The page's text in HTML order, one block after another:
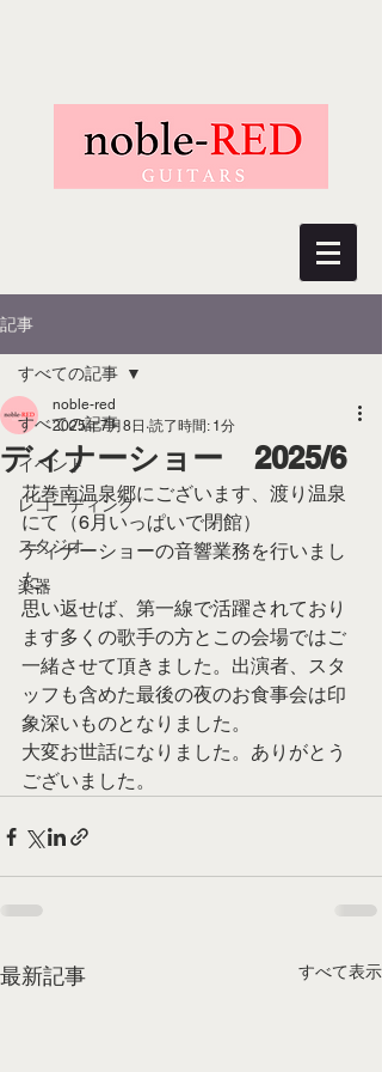
記事
すべての記事
イベント
レコーディング
スタジオ
楽器
すべての記事
ディナーショー 2025/6
noble-red
2025年7月8日 読了時間: 1分
花巻南温泉郷にございます、渡り温泉
にて（6月いっぱいで閉館）
ディナーショーの音響業務を行いまし
た。
思い返せば、第一線で活躍されており
ます多くの歌手の方とこの会場ではご
一緒させて頂きました。出演者、スタ
ッフも含めた最後の夜のお食事会は印
象深いものとなりました。
大変お世話になりました。ありがとう
ございました。
最新記事 すべて表示